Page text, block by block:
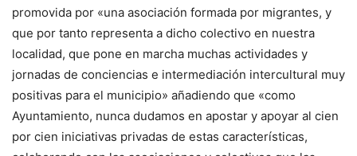
promovida por «una asociación formada por migrantes, y
que por tanto representa a dicho colectivo en nuestra
localidad, que pone en marcha muchas actividades y
jornadas de conciencias e intermediación intercultural muy
positivas para el municipio» añadiendo que «como
Ayuntamiento, nunca dudamos en apostar y apoyar al cien
por cien iniciativas privadas de estas características,